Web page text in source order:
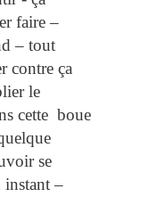
faire –
– tout
contre ça
le
cette boue
se
instant –